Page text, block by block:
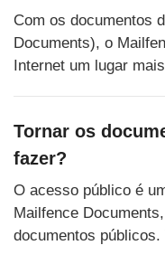
Com os documentos
Documents), o
Internet um lugar
Tornar os
fazer?
O acesso público é
Mailfence
documentos públicos.